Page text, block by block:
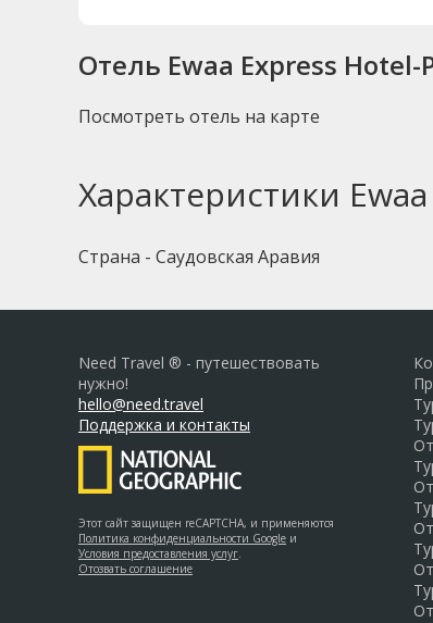
Отель Ewaa Express Hotel-
Посмотреть отель на карте
Характеристики
Страна - Саудовская Аравия
Need Travel ® - путешествовать
нужно!
hello@need.travel
Поддержка и контакты
Этот сайт защищен reCAPTCHA, и применяются
Политика конфиденциальности Google и
Условия предоставления услуг.
Отозвать соглашение